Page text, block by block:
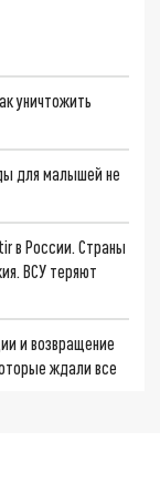
уничтожить
для малышей не
в России. Страны
ВСУ теряют
и возвращение
ждали все